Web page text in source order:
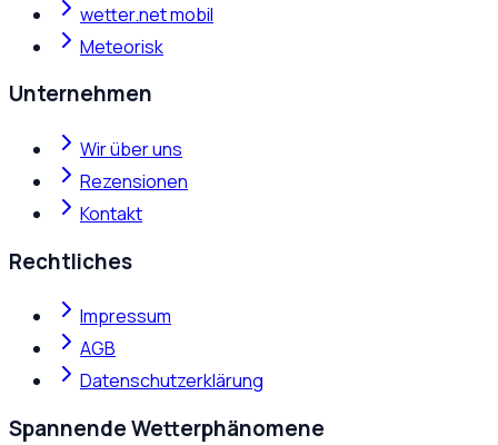
wetter.net mobil
Meteorisk
Unternehmen
Wir über uns
Rezensionen
Kontakt
Rechtliches
Impressum
AGB
Datenschutzerklärung
Spannende Wetterphänomene